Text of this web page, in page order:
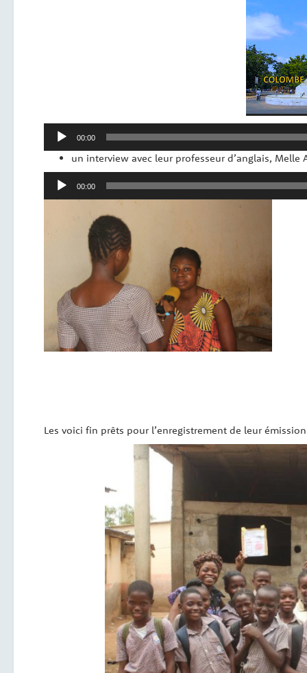
Lecteur
audio
00:00
un interview avec leur professeur d’anglais, Melle
Lecteur
audio
00:00
Les voici fin prêts pour l’enregistrement de leur